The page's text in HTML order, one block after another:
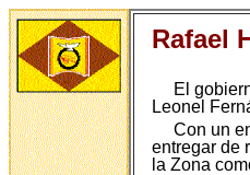
Rafael
El
Leonel
Con un
entregar de
la Zona